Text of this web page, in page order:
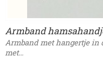
Armband
Armband met hangertje in
met…